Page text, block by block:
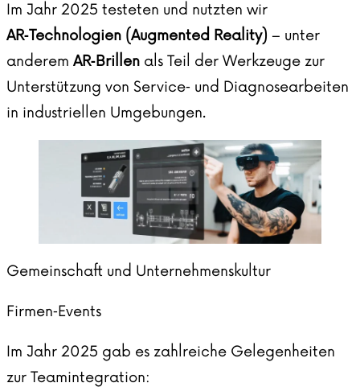
Im Jahr 2025 testeten und nutzten wir
AR‑Technologien (Augmented Reality) – unter
anderem AR‑Brillen als Teil der Werkzeuge zur
Unterstützung von Service‑ und Diagnosearbeiten
in industriellen Umgebungen.
Gemeinschaft und Unternehmenskultur
Firmen‑Events
Im Jahr 2025 gab es zahlreiche Gelegenheiten
zur Teamintegration: